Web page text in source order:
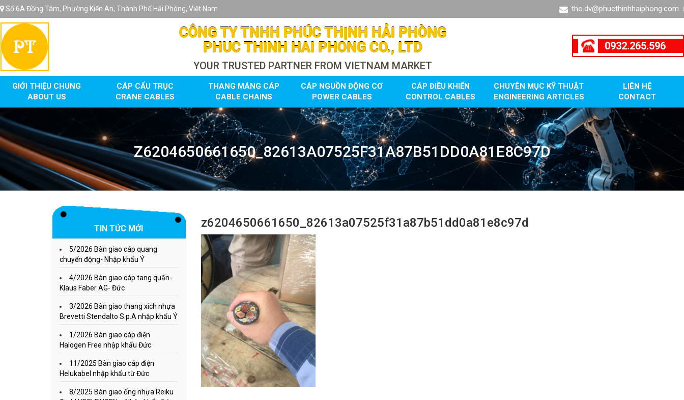
Số 6A Đồng Tâm, Phường Kiến An, Thành Phố Hải Phòng, Việt Nam tho.dv@phucthinhhaiphong.com
CÔNG TY TNHH PHÚC THỊNH HẢI PHÒNG
PHUC THINH HAI PHONG CO., LTD
YOUR TRUSTED PARTNER FROM VIETNAM MARKET
0932.265.596
GIỚI THIỆU CHUNG
ABOUT US
CÁP CẨU TRỤC
CRANE CABLES
THANG MÁNG CÁP
CABLE CHAINS
CÁP NGUỒN ĐỘNG CƠ
POWER CABLES
CÁP ĐIỀU KHIỂN
CONTROL CABLES
CHUYÊN MỤC KỸ THUẬT
ENGINEERING ARTICLES
LIÊN HỆ
CONTACT
Z6204650661650_82613A07525F31A87B51DD0A81E8C97D
TIN TỨC MỚI
5/2026 Bàn giao cáp quang
chuyển động- Nhập khẩu Ý
4/2026 Bàn giao cáp tang quấn-
Klaus Faber AG- Đức
3/2026 Bàn giao thang xích nhựa
Brevetti Stendalto S.p.A nhập khẩu Ý
1/2026 Bàn giao cáp điện
Halogen Free nhập khẩu Đức
11/2025 Bàn giao cáp điện
Helukabel nhập khẩu từ Đức
8/2025 Bàn giao ống nhựa Reiku
z6204650661650_82613a07525f31a87b51dd0a81e8c97d